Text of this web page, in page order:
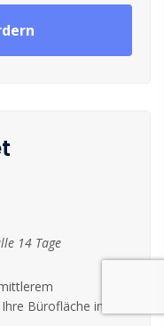
14 Tage
Bürofläche in m²